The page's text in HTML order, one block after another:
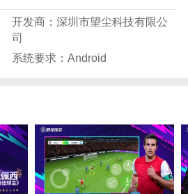
竞技，不断挖掘每一个球员的
不断组织自己的最佳球团，还可
高清细腻的画面风格让人仿佛沉
的体育精神
，各式各样的足球技巧都可以
以用来开发球队
开发商：深圳市望尘科技有限公
司
系统要求：Android